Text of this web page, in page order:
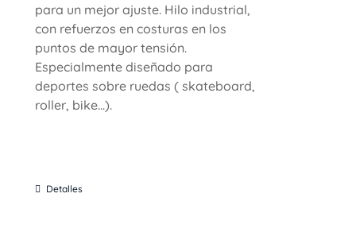
para un mejor ajuste. Hilo industrial,
con refuerzos en costuras en los
puntos de mayor tensión.
Especialmente diseñado para
deportes sobre ruedas ( skateboard,
roller, bike...).
Detalles